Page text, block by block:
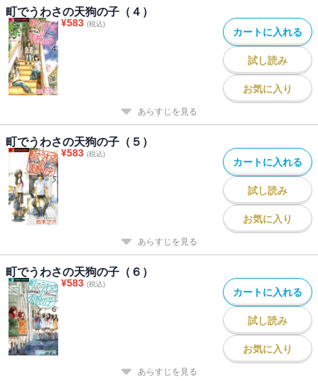
町でうわさの天狗の子（４）
¥583 (税込)
カートに入れる
試し読み
お気に入り
あらすじを見る
町でうわさの天狗の子（５）
¥583 (税込)
カートに入れる
試し読み
お気に入り
あらすじを見る
町でうわさの天狗の子（６）
¥583 (税込)
カートに入れる
試し読み
お気に入り
あらすじを見る